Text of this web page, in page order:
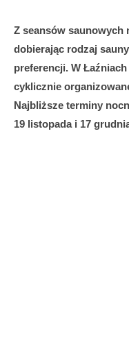
Z seansów saunowych
dobierając rodzaj
preferencji. W
cyklicznie
Najbliższe terminy
19 listopada i 17